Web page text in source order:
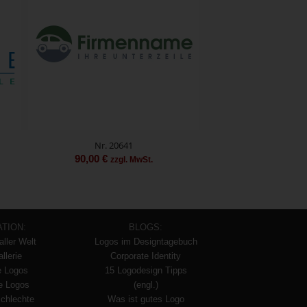
Nr. 20641
90,00€ zzgl. MwSt.
Welt
Logos
Logos
BLOGS:
Logos im Designtagebuch
Corporate Identity
15 Logodesign Tipps
(engl.)
Was ist gutes Logo